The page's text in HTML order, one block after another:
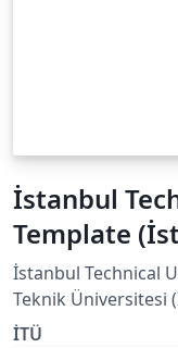
İstanbul
Template
Üniversitesi
İstanbul Technical
Teknik Üniversitesi
exists on ITU official
İTÜ